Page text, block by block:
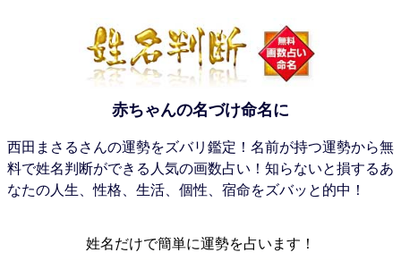
赤ちゃんの名づけ命名に
西田まさるさんの運勢をズバリ鑑定！名前が持つ運勢から無
料で姓名判断ができる人気の画数占い！知らないと損するあ
なたの人生、性格、生活、個性、宿命をズバッと的中！
姓名だけで簡単に運勢を占います！